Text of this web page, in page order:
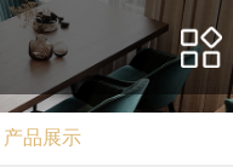
产品展示